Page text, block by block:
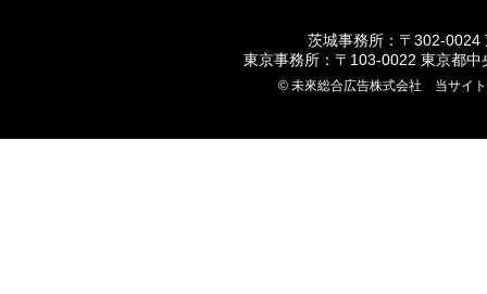
茨城事務所：〒302-0024
東京事務所：〒103-0022 東京都
© 未來総合広告株式会社 当サイ